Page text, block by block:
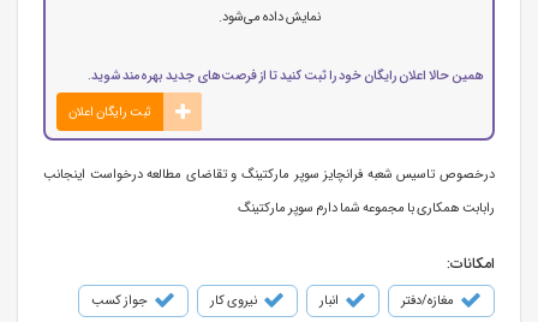
نمایش داده می‌شود.
همین حالا اعلان رایگان خود را ثبت کنید تا از فرصت‌های جدید بهره‌مند شوید.
ثبت رایگان اعلان
درخصوص تاسیس شعبه فرانچایز سوپر مارکتینگ و تقاضای مطالعه درخواست اینجانب
رابابت همکاری با مجموعه شما دارم سوپر مارکتینگ
امکانات:
مغازه/دفتر انبار نیروی کار جواز کسب